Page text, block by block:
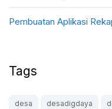
Pembuatan Aplikasi
Tags
desa desadigdaya